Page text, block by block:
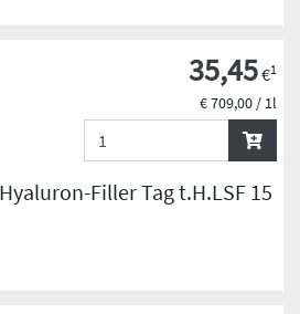
Filler Tag t.H.LSF 15
35,45€1
€ 709,00 / 1l